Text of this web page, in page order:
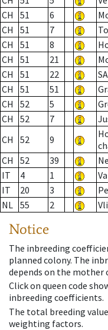
CH
51 6
CH
51 7
CH
51 8
CH
51 21
CH
51 22
CH
51 51
CH
52 5
CH
52 7
CH
52 9
CH
52 39
IT
4 1
IT
20 3
NL 55 2
Notice
The inbreeding
planned colony. The
depends on the mother
Click on queen code
inbreeding coefficients.
The total breeding
weighting factors.